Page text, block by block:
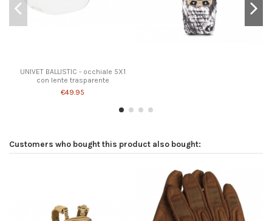
UNIVET BALLISTIC - occhiale 5X1
con lente trasparente
€49.95
Customers who bought this product also bought: